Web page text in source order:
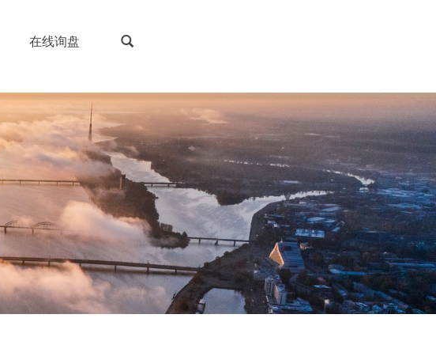
在线询盘